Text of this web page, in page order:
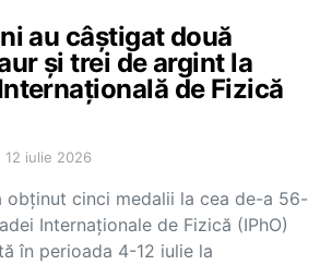
au câștigat două
și trei de argint la
de Fizică
12 iulie 2026
obținut cinci medalii la cea de-a 56-
Internaționale de Fizică (IPhO)
în perioada 4-12 iulie la